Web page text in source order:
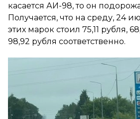
касается АИ-98, то он
Получается, что на среду, 24
этих марок стоил 75,11 рубля,
98,92 рубля соответственно.